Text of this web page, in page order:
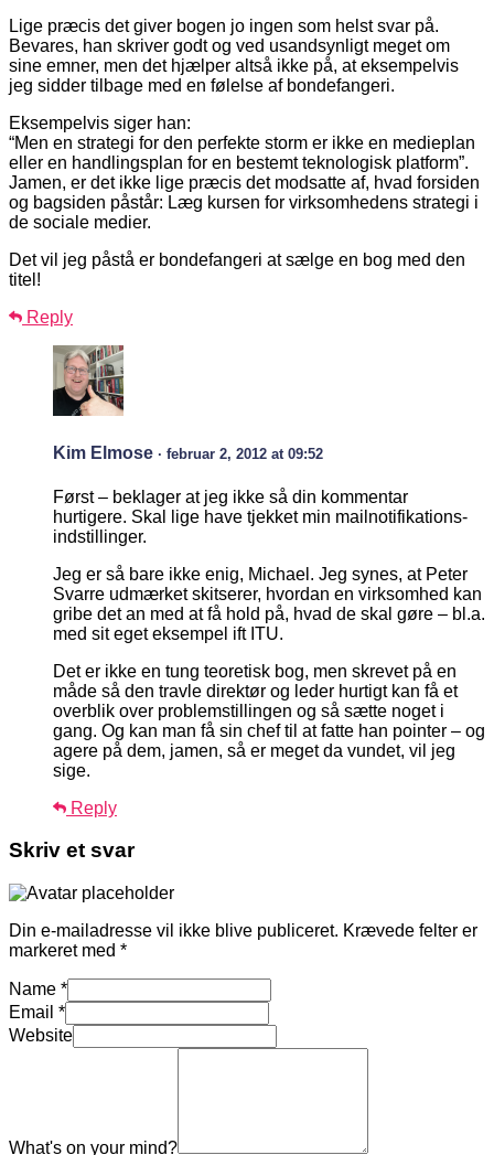
Lige præcis det giver bogen jo ingen som helst svar på.
Bevares, han skriver godt og ved usandsynligt meget om
sine emner, men det hjælper altså ikke på, at eksempelvis
jeg sidder tilbage med en følelse af bondefangeri.
Eksempelvis siger han:
“Men en strategi for den perfekte storm er ikke en medieplan
eller en handlingsplan for en bestemt teknologisk platform”.
Jamen, er det ikke lige præcis det modsatte af, hvad forsiden
og bagsiden påstår: Læg kursen for virksomhedens strategi i
de sociale medier.
Det vil jeg påstå er bondefangeri at sælge en bog med den
titel!
Reply
Kim Elmose · februar 2, 2012 at 09:52
Først – beklager at jeg ikke så din kommentar
hurtigere. Skal lige have tjekket min mailnotifikations-
indstillinger.
Jeg er så bare ikke enig, Michael. Jeg synes, at Peter
Svarre udmærket skitserer, hvordan en virksomhed kan
gribe det an med at få hold på, hvad de skal gøre – bl.a.
med sit eget eksempel ift ITU.
Det er ikke en tung teoretisk bog, men skrevet på en
måde så den travle direktør og leder hurtigt kan få et
overblik over problemstillingen og så sætte noget i
gang. Og kan man få sin chef til at fatte han pointer – og
agere på dem, jamen, så er meget da vundet, vil jeg
sige.
Reply
Skriv et svar
Din e-mailadresse vil ikke blive publiceret. Krævede felter er
markeret med *
Name *
Email *
Website
What's on your mind?